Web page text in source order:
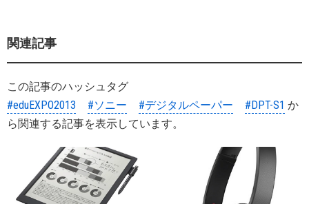
関連記事
この記事のハッシュタグ
#eduEXPO2013
#ソニー #デジタルペーパー #DPT-S1 か
ら関連する記事を表示しています。